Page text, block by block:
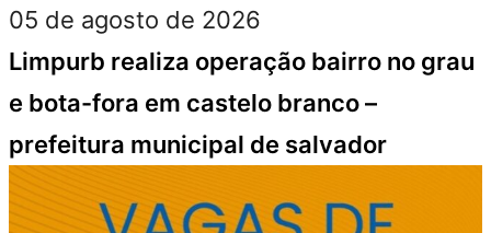
05 de agosto de 2026
Limpurb realiza operação bairro no grau
e bota-fora em castelo branco –
prefeitura municipal de salvador